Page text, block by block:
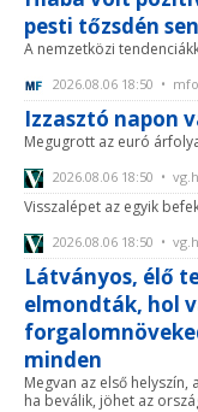
pesti tőzsdén
A nemzetközi
2026.08.06 18:50 •
Izzasztó napon
Megugrott az euró
2026.08.06 18:50 •
Visszalépet az egyik
2026.08.06 18:50 •
Látványos, élő
elmondták, hol
minden
Megvan az első
ha beválik, jöhet az